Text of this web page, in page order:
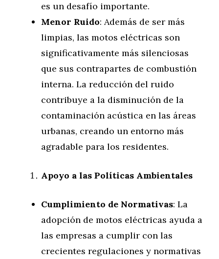
es un desafío importante.
Menor Ruido: Además de ser más
limpias, las motos eléctricas son
significativamente más silenciosas
que sus contrapartes de combustión
interna. La reducción del ruido
contribuye a la disminución de la
contaminación acústica en las áreas
urbanas, creando un entorno más
agradable para los residentes.
Apoyo a las Políticas Ambientales
Cumplimiento de Normativas: La
adopción de motos eléctricas ayuda a
las empresas a cumplir con las
crecientes regulaciones y normativas